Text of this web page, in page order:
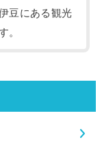
豆にある観光
。